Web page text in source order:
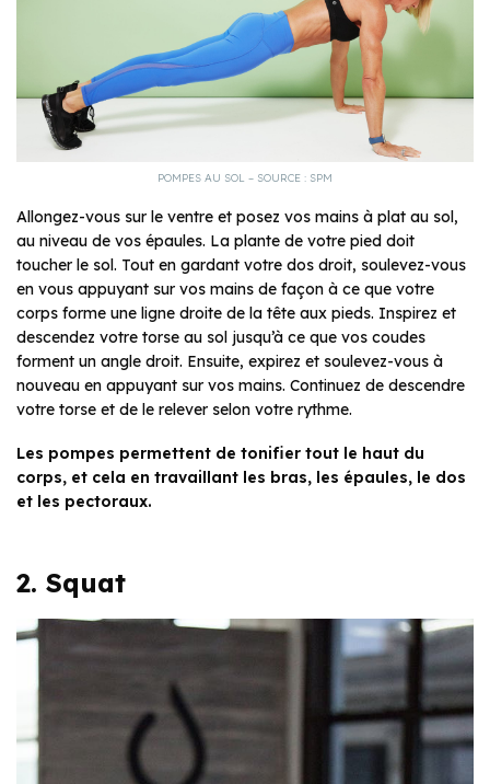
POMPES AU SOL – SOURCE : SPM
Allongez-vous sur le ventre et posez vos mains à plat au sol,
au niveau de vos épaules. La plante de votre pied doit
toucher le sol. Tout en gardant votre dos droit, soulevez-vous
en vous appuyant sur vos mains de façon à ce que votre
corps forme une ligne droite de la tête aux pieds. Inspirez et
descendez votre torse au sol jusqu’à ce que vos coudes
forment un angle droit. Ensuite, expirez et soulevez-vous à
nouveau en appuyant sur vos mains. Continuez de descendre
votre torse et de le relever selon votre rythme.
Les pompes permettent de tonifier tout le haut du
corps, et cela en travaillant les bras, les épaules, le dos
et les pectoraux.
2. Squat